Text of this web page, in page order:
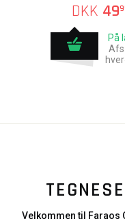
DKK 49
På
Velkommen til Faraos